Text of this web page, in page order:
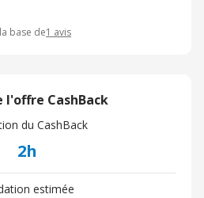
base de1 avis
l'offre CashBack
du CashBack
2h
estimée